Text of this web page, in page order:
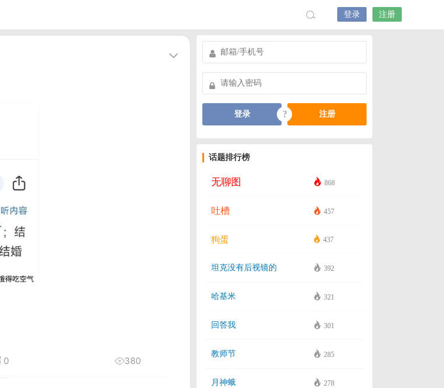
登录 注册
0 380
登录 ? 注册
话题排行榜
无聊图 868
吐槽 457
狗蛋 437
坦克没有后视镜的 392
哈基米 321
回答我 301
教师节 285
月神蛾 278